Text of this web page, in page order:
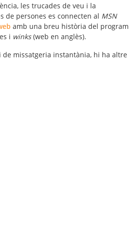
les trucades de veu i la
de persones es connecten al MSN
amb una breu història del program
i winks(web en anglès).
missatgeria instantània, hi ha altre